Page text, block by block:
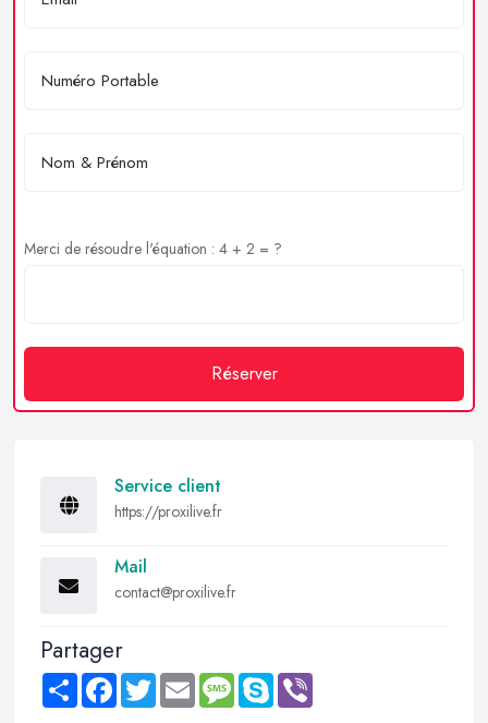
Merci de résoudre l'équation : 4 + 2 = ?
Réserver
Service client
https://proxilive.fr
Mail
contact@proxilive.fr
Partager
Share FacebookTwitter Email MessageSkype